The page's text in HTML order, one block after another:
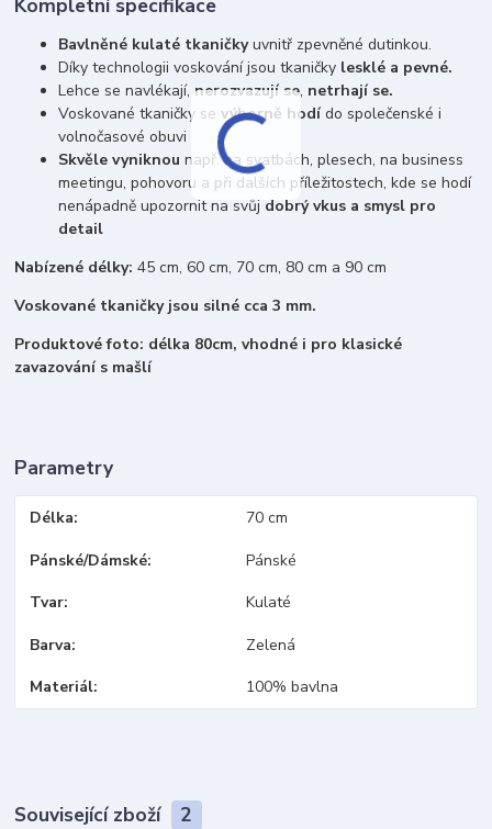
Kompletní specifikace
Bavlněné kulaté tkaničkyuvnitř zpevněné dutinkou.
Díky technologii voskování jsou tkaničky lesklé a pevné.
Lehce se navlékají, nerozvazují se, netrhají se.
Voskované tkaničky sevýborně hodído společenské i
volnočasové obuvi
Skvěle vyniknou např. na svatbách, plesech, na business
meetingu, pohovoru a při dalších příležitostech, kde se hodí
nenápadně upozornit na svůj dobrý vkus a smysl pro
detail
Nabízené délky: 45 cm, 60 cm, 70 cm, 80 cm a 90 cm
Voskované tkaničky jsou silné cca 3 mm.
Produktové foto: délka 80cm, vhodné i pro klasické
zavazování s mašlí
Parametry
Délka 70 cm
Pánské/Dámské Pánské
Tvar Kulaté
Barva Zelená
Materiál 100% bavlna
Související zboží 2